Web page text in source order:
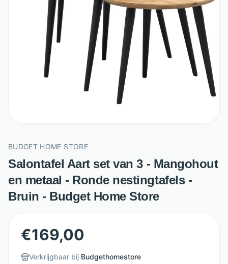
BUDGET HOME STORE
Salontafel Aart set van 3 - Mangohout
en metaal - Ronde nestingtafels -
Bruin - Budget Home Store
€169,00
Verkrijgbaar bij Budgethomestore